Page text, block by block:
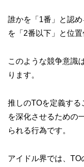
誰かを「1番」と認
を「2番以下」と位
このような競争意識
ります。
推しのTOを定義する
を深化させるための
られる行為です。
アイドル界では、